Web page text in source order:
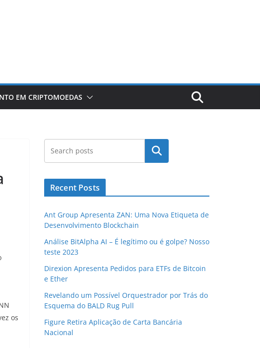
EM CRIPTOMOEDAS
os
Pesquisar
Recent Posts
Ant Group Apresenta ZAN: Uma Nova Etiqueta de
Desenvolvimento Blockchain
Análise BitAlpha AI – É legítimo ou é golpe? Nosso
teste 2023
Direxion Apresenta Pedidos para ETFs de Bitcoin
e Ether
Revelando um Possível Orquestrador por Trás do
Esquema do BALD Rug Pull
Figure Retira Aplicação de Carta Bancária
Nacional